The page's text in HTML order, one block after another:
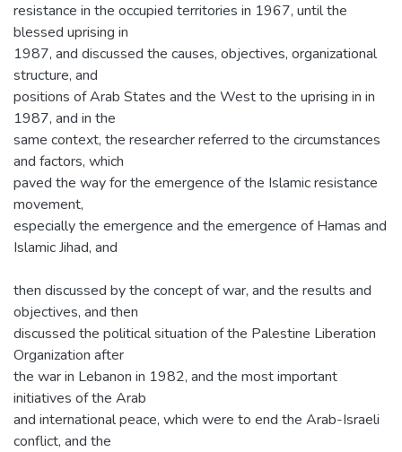
resistance in the occupied territories in 1967, until the
blessed uprising in
1987, and discussed the causes, objectives, organizational
structure, and
positions of Arab States and the West to the uprising in in
1987, and in the
same context, the researcher referred to the circumstances
and factors, which
paved the way for the emergence of the Islamic resistance
movement,
especially the emergence and the emergence of Hamas and
Islamic Jihad, and
then discussed by the concept of war, and the results and
objectives, and then
discussed the political situation of the Palestine Liberation
Organization after
the war in Lebanon in 1982, and the most important
initiatives of the Arab
and international peace, which were to end the Arab-Israeli
conflict, and the